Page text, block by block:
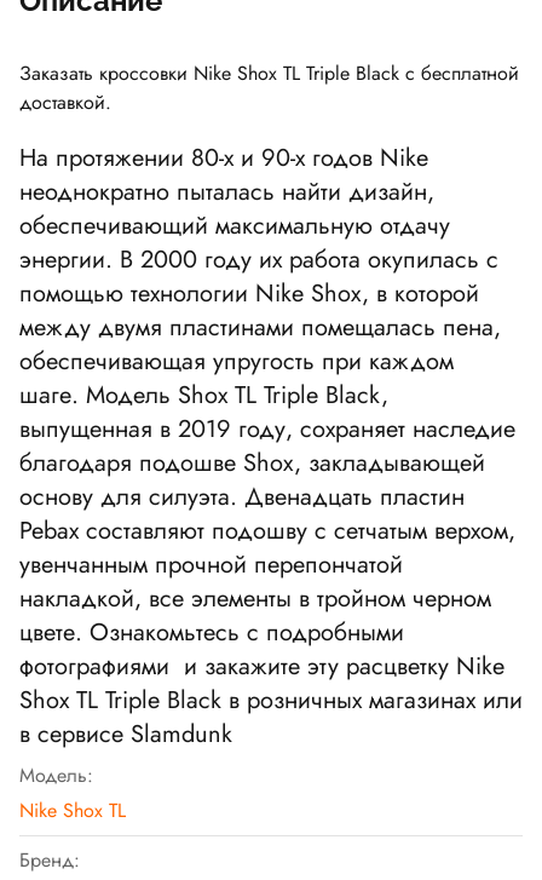
Заказать кроссовки Nike Shox TL Triple Black с бесплатной
доставкой.
На протяжении 80-х и 90-х годов Nike
неоднократно пыталась найти дизайн,
обеспечивающий максимальную отдачу
энергии. В 2000 году их работа окупилась с
помощью технологии Nike Shox, в которой
между двумя пластинами помещалась пена,
обеспечивающая упругость при каждом
шаге. Модель Shox TL Triple Black,
выпущенная в 2019 году, сохраняет наследие
благодаря подошве Shox, закладывающей
основу для силуэта. Двенадцать пластин
Pebax составляют подошву с сетчатым верхом,
увенчанным прочной перепончатой ​​
накладкой, все элементы в тройном черном
цвете. Ознакомьтесь с подробными
фотографиями и закажите эту расцветку Nike
Shox TL Triple Black в розничных магазинах или
в сервисе Slamdunk
Модель:
Nike Shox TL
Бренд: